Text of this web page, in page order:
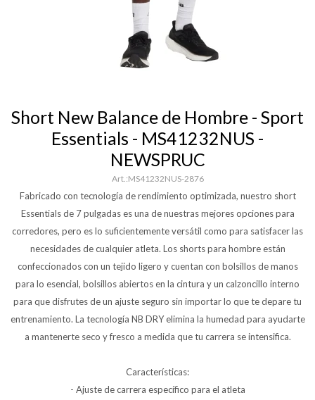
Short New Balance de Hombre - Sport
Essentials - MS41232NUS -
NEWSPRUC
MS41232NUS-2876
Fabricado con tecnología de rendimiento optimizada, nuestro short
Essentials de 7 pulgadas es una de nuestras mejores opciones para
corredores, pero es lo suficientemente versátil como para satisfacer las
necesidades de cualquier atleta. Los shorts para hombre están
confeccionados con un tejido ligero y cuentan con bolsillos de manos
para lo esencial, bolsillos abiertos en la cintura y un calzoncillo interno
para que disfrutes de un ajuste seguro sin importar lo que te depare tu
entrenamiento. La tecnología NB DRY elimina la humedad para ayudarte
a mantenerte seco y fresco a medida que tu carrera se intensifica.
Características:
- Ajuste de carrera específico para el atleta